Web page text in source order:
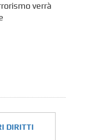
verrà
DIRITTI